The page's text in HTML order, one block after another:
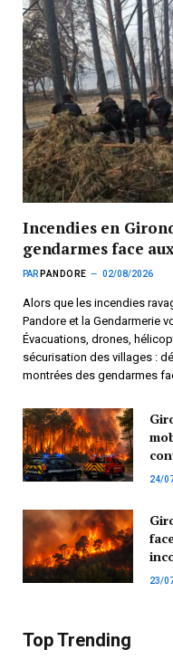
Incendies en
gendarmes face
PAR PANDORE 02/08/2026
Alors que les incendies
Pandore et la Gendarmerie
Évacuations, drones,
sécurisation des villages :
montrées des gendarmes
24/
23/
Top Trending